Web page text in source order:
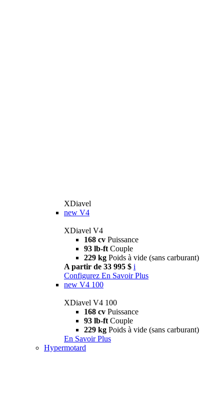
XDiavel
new V4
XDiavel V4
168 cv Puissance
93 lb-ft Couple
229 kg Poids à vide (sans carburant)
A partir de 33 995 $ i
Configurez En Savoir Plus
new V4 100
XDiavel V4 100
168 cv Puissance
93 lb-ft Couple
229 kg Poids à vide (sans carburant)
En Savoir Plus
Hypermotard